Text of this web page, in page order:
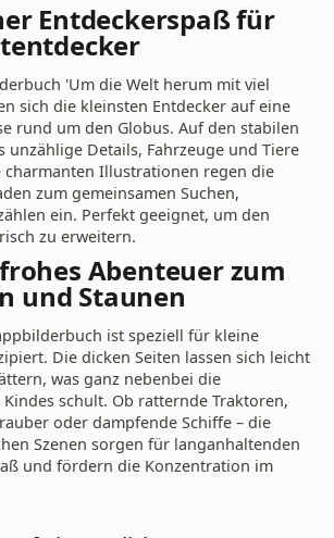
Entdeckerspaß für
'Um die Welt herum mit viel
sich die kleinsten Entdecker auf eine
rund um den Globus. Auf den stabilen
unzählige Details, Fahrzeuge und Tiere
charmanten Illustrationen regen die
zum gemeinsamen Suchen,
ein. Perfekt geeignet, um den
zu erweitern.
Abenteuer zum
und Staunen
ist speziell für kleine
Die dicken Seiten lassen sich leicht
was ganz nebenbei die
schult. Ob ratternde Traktoren,
oder dampfende Schiffe – die
Szenen sorgen für langanhaltenden
und fördern die Konzentration im